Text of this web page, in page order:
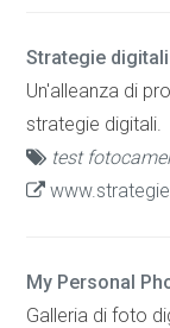
Strategie digitali
Un'alleanza di
strategie digitali.
test
My Personal
Galleria di foto